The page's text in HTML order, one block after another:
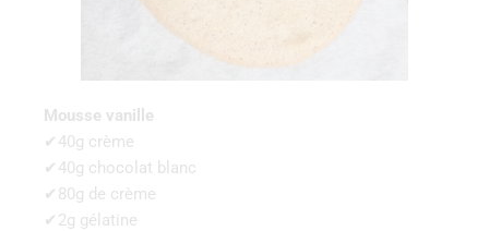
Mousse vanille
✔40g crème
✔40g chocolat blanc
✔80g de crème
✔2g gélatine